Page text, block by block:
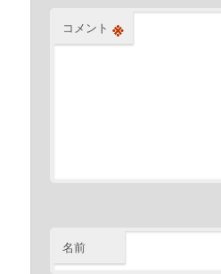
コメント ※
名前